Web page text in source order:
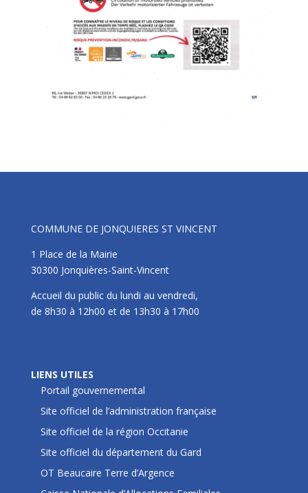
COMMUNE DE JONQUIERES ST VINCENT
1 Place de la Mairie
30300 Jonquières-Saint-Vincent
Accueil du public du lundi au vendredi,
de 8h30 à 12h00 et de 13h30 à 17h00
LIENS UTILES
Portail gouvernemental
Site officiel de l’administration française
Site officiel de la région Occitanie
Site officiel du département du Gard
OT Beaucaire Terre d’Argence